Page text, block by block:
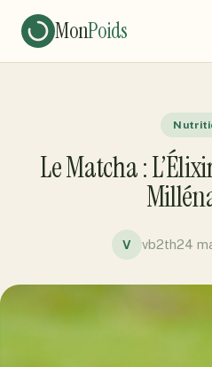
MonPoids
Le Matcha :
V vb2th24